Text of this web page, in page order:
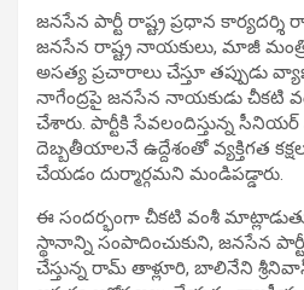
జనసేన పార్టీ రాష్ట్ర ప్రధాన
జనసేన రాష్ట్ర నాయకులు, మాజీ
అసత్య ప్రచారాలు చేస్తూ తప్పుడు
నాగేంద్రపై జనసేన నాయకుడు చీకటి
చేశారు. పార్టీకి సేవలందిస్తున్న
దెబ్బతీయాలనే ఉద్దేశంతో వ్యక్తిగత
చేయడం దుర్మార్గమని మండిపడ్డారు.
ఈ సందర్భంగా చీకటి వంశీ
స్థానాన్ని సంపాదించుకుని, జనసేన
చేస్తున్న రామ్ తాళ్లూరి, బాలినేని